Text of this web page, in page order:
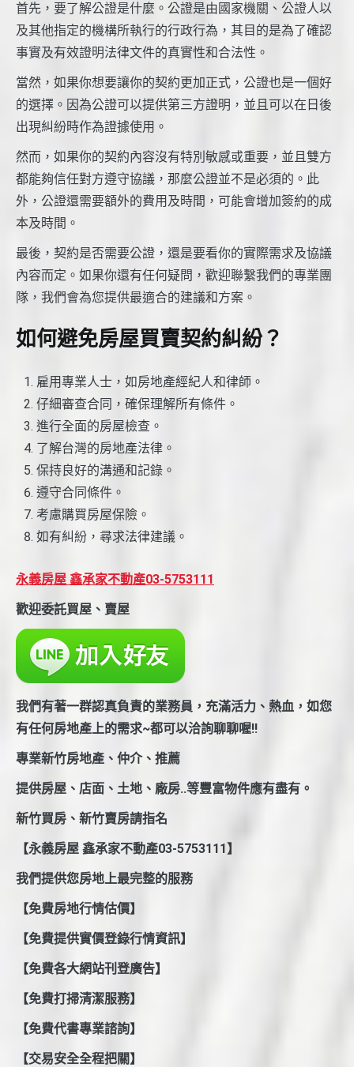
首先，要了解公證是什麼。公證是由國家機關、公證人以
及其他指定的機構所執行的行政行為，其目的是為了確認
事實及有效證明法律文件的真實性和合法性。
當然，如果你想要讓你的契約更加正式，公證也是一個好
的選擇。因為公證可以提供第三方證明，並且可以在日後
出現糾紛時作為證據使用。
然而，如果你的契約內容沒有特別敏感或重要，並且雙方
都能夠信任對方遵守協議，那麼公證並不是必須的。此
外，公證還需要額外的費用及時間，可能會增加簽約的成
本及時間。
最後，契約是否需要公證，還是要看你的實際需求及協議
內容而定。如果你還有任何疑問，歡迎聯繫我們的專業團
隊，我們會為您提供最適合的建議和方案。
如何避免房屋買賣契約糾紛？
雇用專業人士，如房地產經紀人和律師。
仔細審查合同，確保理解所有條件。
進行全面的房屋檢查。
了解台灣的房地產法律。
保持良好的溝通和記錄。
遵守合同條件。
考慮購買房屋保險。
如有糾紛，尋求法律建議。
永義房屋 鑫承家不動產03-5753111
歡迎委託買屋、賣屋
我們有著一群認真負責的業務員，充滿活力、熱血，如您
有任何房地產上的需求~都可以洽詢聊聊喔!!
專業新竹房地產、仲介、推薦
提供房屋、店面、土地、廠房..等豐富物件應有盡有。
新竹買房、新竹賣房請指名
【永義房屋 鑫承家不動產03-5753111】
我們提供您房地上最完整的服務
【免費房地行情估價】
【免費提供實價登錄行情資訊】
【免費各大網站刊登廣告】
【免費打掃清潔服務】
【免費代書專業諮詢】
【交易安全全程把關】